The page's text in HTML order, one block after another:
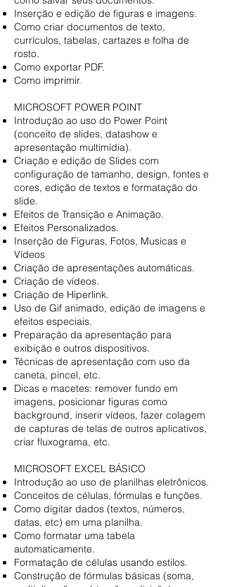
Inserção e edição de figuras e imagens.
Como criar documentos de texto,
currículos, tabelas, cartazes e folha de
rosto.
Como exportar PDF.
Como imprimir.
MICROSOFT POWER POINT
Introdução ao uso do Power Point
(conceito de slides, datashow e
apresentação multimídia).
Criação e edição de Slides com
configuração de tamanho, design, fontes e
cores, edição de textos e formatação do
slide.
Efeitos de Transição e Animação.
Efeitos Personalizados.
Inserção de Figuras, Fotos, Musicas e
Vídeos
Criação de apresentações automáticas.
Criação de vídeos.
Criação de Hiperlink.
Uso de Gif animado, edição de imagens e
efeitos especiais.
Preparação da apresentação para
exibição e outros dispositivos.
Técnicas de apresentação com uso da
caneta, pincel, etc.
Dicas e macetes: remover fundo em
imagens, posicionar figuras como
background, inserir vídeos, fazer colagem
de capturas de telas de outros aplicativos,
criar fluxograma, etc.
MICROSOFT EXCEL BÁSICO
Introdução ao uso de planilhas eletrônicos.
Conceitos de células, fórmulas e funções.
Como digitar dados (textos, números,
datas, etc) em uma planilha.
Como formatar uma tabela
automaticamente.
Formatação de células usando estilos.
Construção de fórmulas básicas (soma,